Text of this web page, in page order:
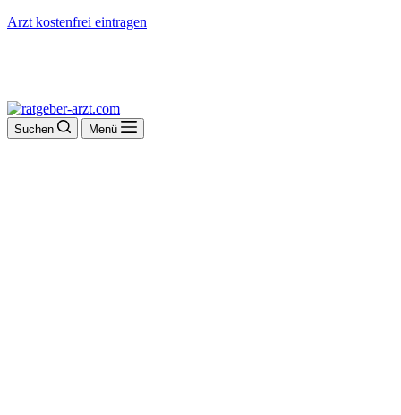
Arzt kostenfrei eintragen
Suchen Menü